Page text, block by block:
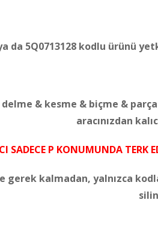
da 5Q0713128 kodlu
& kesme & biçme &
aracınızdan
SADECE P KONUMUNDA
kalmadan, yalnızca